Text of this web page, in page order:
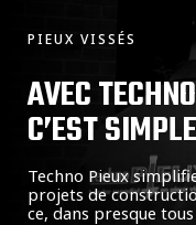
PIEUX VISSÉS
AVEC
C’EST
Techno Pieux
projets de
ce, dans presque